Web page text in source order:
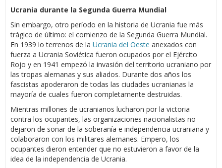
Ucrania durante la Segunda Guerra Mundial
Sin embargo, otro período en la historia de Ucrania fue más
trágico de último: el comienzo de la Segunda Guerra Mundial.
En 1939 lo terrenos de la Ucrania del Oeste anexados con
fuerza a Ucrania Soviética fueron ocupados por el Ejército
Rojo y en 1941 empezó la invasión del territorio ucraniano por
las tropas alemanas y sus aliados. Durante dos años los
fascistas apoderaron de todas las ciudades ucranianas la
mayoría de cuales fueron completamente destruidas.
Mientras millones de ucranianos lucharon por la victoria
contra los ocupantes, las organizaciones nacionalistas no
dejaron de soñar de la soberanía e independencia ucraniana y
colaboraron con los militares alemanes. Empero, los
ocupantes dieron entender que no estuvieron a favor de la
idea de la independencia de Ucrania.